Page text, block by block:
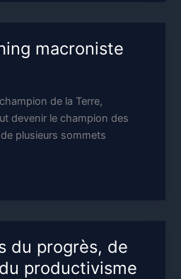
macroniste
de la Terre,
devenir le champion des
plusieurs sommets
du progrès, de
productivisme